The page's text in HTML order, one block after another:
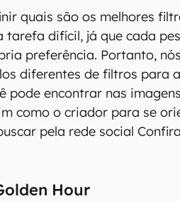
quais são os melhores
tarefa difícil, já que cada
preferência. Portanto,
diferentes de filtros para
pode encontrar nas
como o criador para se
pela rede social
Hour